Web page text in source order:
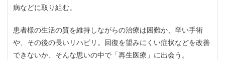
病などに取り組む。
患者様の生活の質を維持しながらの治療は困難か、辛い手術
や、その後の長いリハビリ。回復を望みにくい症状などを改善
できないか、そんな思いの中で「再生医療」に出会う。